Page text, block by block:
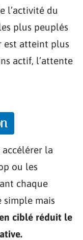
l’activité du
plus peuplés
est atteint plus
actif, l’attente
la
ou les
chaque
simple mais
ciblé réduit le